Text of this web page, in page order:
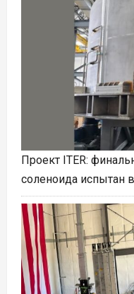
Проект ITER:
соленоида испытан